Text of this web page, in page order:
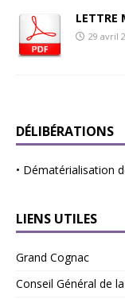
LETTRE
29 avril
DÉLIBÉRATIONS
• Dématérialisation
LIENS UTILES
Grand Cognac
Conseil Général de